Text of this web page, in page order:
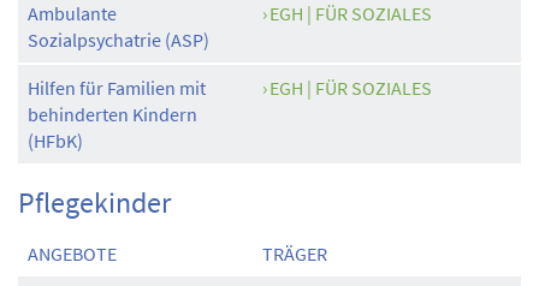
Ambulante
Sozialpsychatrie (ASP)
EGH | FÜR SOZIALES
Hilfen für Familien mit
behinderten Kindern
(HFbK)
EGH | FÜR SOZIALES
Pflegekinder
ANGEBOTE
TRÄGER